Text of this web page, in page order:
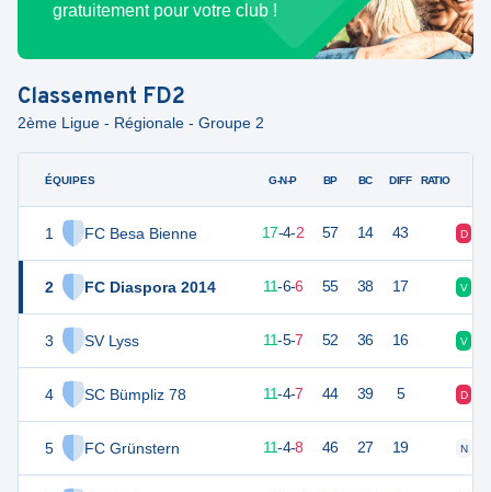
gratuitement pour votre club !
Classement FD2
2ème Ligue - Régionale - Groupe 2
ÉQUIPES
1 FC Besa Bienne
2 FC Diaspora 2014
3 SV Lyss
4 SC Bümpliz 78
5 FC Grünstern
G-N-P BP BC DIFF RATIO
55 17-4-2 57 14 43 D
39 11-6-6 55 38 17 V
11-5-7 52 36 16 V
11-4-7 44 39 5 D
11-4-8 46 27 19 N